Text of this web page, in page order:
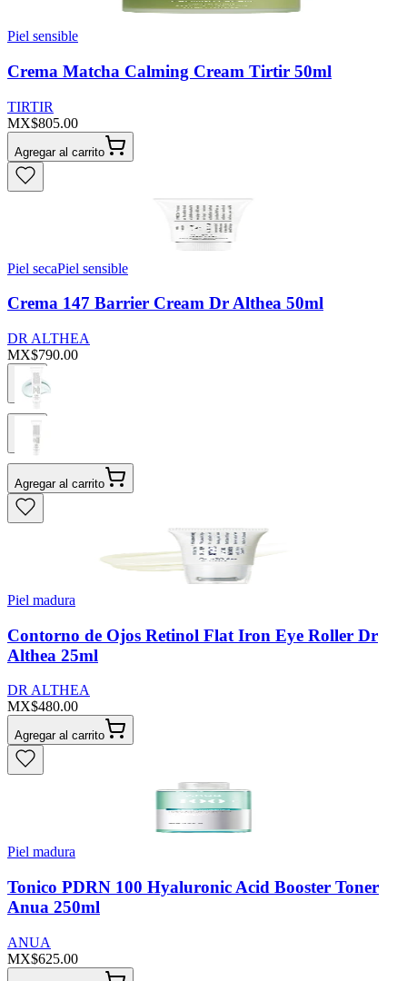
Piel sensible
Crema Matcha Calming Cream Tirtir 50ml
TIRTIR
MX$805.00
Agregar al carrito
Piel secaPiel sensible
Crema 147 Barrier Cream Dr Althea 50ml
DR ALTHEA
MX$790.00
Agregar al carrito
Piel madura
Contorno de Ojos Retinol Flat Iron Eye Roller Dr
Althea 25ml
DR ALTHEA
MX$480.00
Agregar al carrito
Piel madura
Tonico PDRN 100 Hyaluronic Acid Booster Toner
Anua 250ml
ANUA
MX$625.00